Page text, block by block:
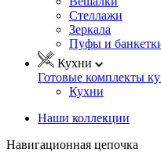
Стеллажи
Зеркала
Пуфы и
Кухни
Готовые комплекты
Кухни
Наши коллекции
Навигационная цепочка